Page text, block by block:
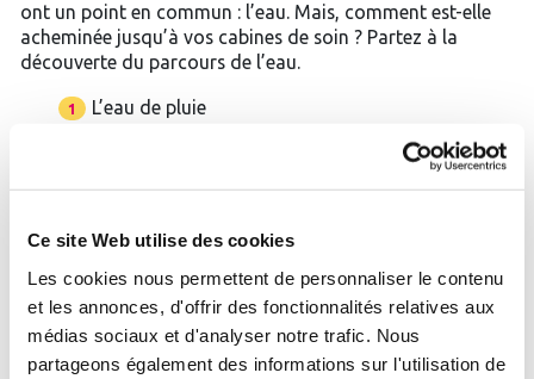
Ce site Web utilise des cookies
Les cookies nous permettent de personnaliser le contenu
et les annonces, d'offrir des fonctionnalités relatives aux
médias sociaux et d'analyser notre trafic. Nous
partageons également des informations sur l'utilisation de
ont un point en commun : l’eau. Mais, comment est-elle
acheminée jusqu’à vos cabines de soin ? Partez à la
découverte du parcours de l’eau.
L’eau de pluie
elle se charge en minéraux
et se refroidit en remontant
puis elle émerge à la surface
avant d’être pompée pour
alimenter votre station